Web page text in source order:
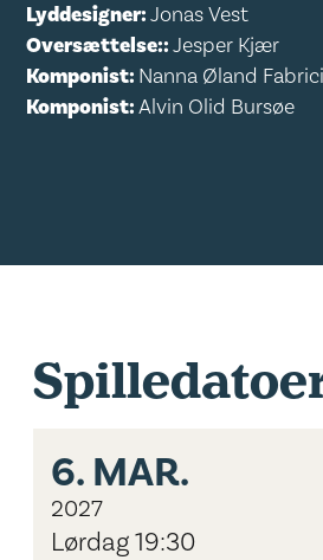
Lyddesigner:Jonas Vest
Oversættelse::Jesper Kjær
Komponist: Nanna Øland
Komponist:Alvin Olid Bursøe
6. MAR.
2027
Lørdag 19:30